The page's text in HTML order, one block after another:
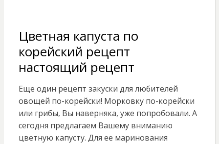
Цветная капуста по
корейский рецепт
настоящий рецепт
Еще один рецепт закуски для любителей
овощей по-корейски! Морковку по-корейски
или грибы, Вы наверняка, уже попробовали. А
сегодня предлагаем Вашему вниманию
цветную капусту. Для ее маринования